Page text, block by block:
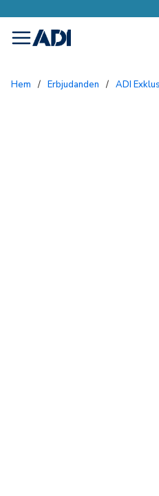
menu
Hem / Erbjudanden / ADI